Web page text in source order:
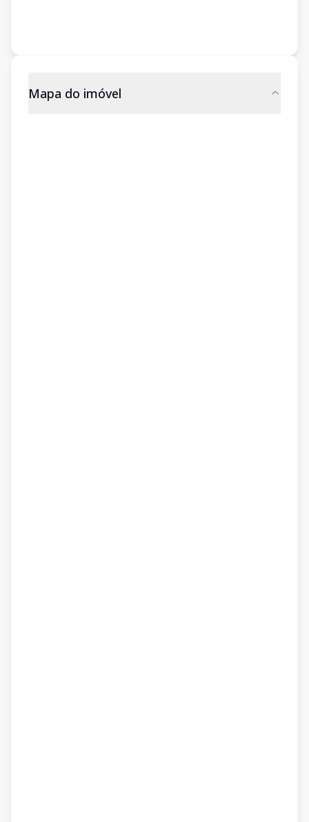
Mapa do imóvel